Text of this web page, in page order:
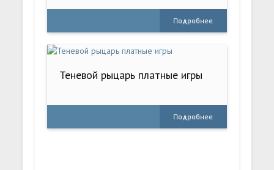
Подробнее
Теневой рыцарь платные игры
Подробнее